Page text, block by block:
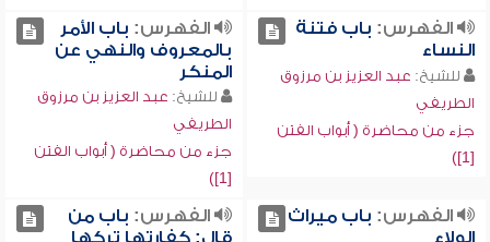
الفهرس: باب فتنة
النساء
للشيخ: عبد العزيز بن مرزوق
الطريفي
جزء من محاضرة ( أبواب الفتن
[1])
الفهرس: باب الأمر
بالمعروف والنهي عن
المنكر
للشيخ: عبد العزيز بن مرزوق
الطريفي
جزء من محاضرة ( أبواب الفتن
[1])
الفهرس: باب ميراث
الولاء
الفهرس: باب من
قال: كفارتها تركها